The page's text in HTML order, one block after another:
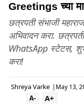
Greetings च्या
छत्रपती संभाजी
अभिवादन करा. छत्रपती
WhatsApp स्टेटस,
करा!
Shreya Varke | May 13,
A+
A-